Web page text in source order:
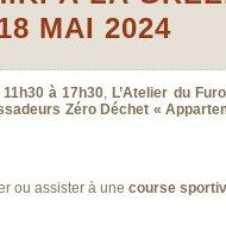
MAI 2024
à 17h30 ,L’Atelier du
Zéro Déchet «
ou assister à une course